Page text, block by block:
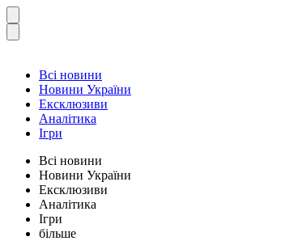
Всі новини
Новини України
Ексклюзиви
Аналітика
Ігри
Всі новини
Новини України
Ексклюзиви
Аналітика
Ігри
більше